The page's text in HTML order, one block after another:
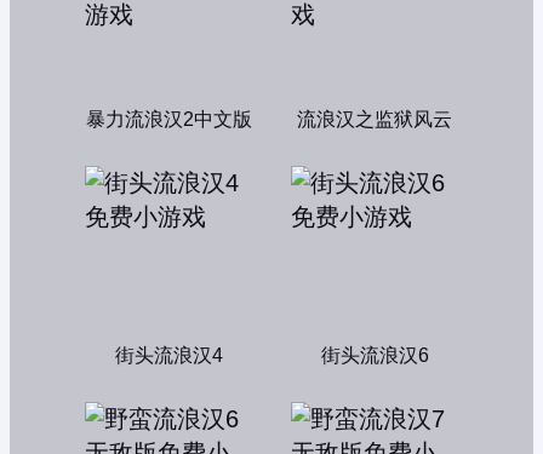
暴力流浪汉2中文版 流浪汉之监狱风云
街头流浪汉4 街头流浪汉6